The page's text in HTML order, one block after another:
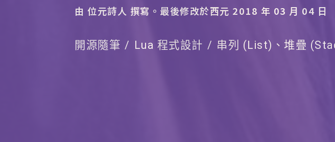
由 位元詩人 撰寫。 最後修改於西元 2018 年 03 月 04 日
開源隨筆 Lua 程式設計 串列 (List)、堆疊